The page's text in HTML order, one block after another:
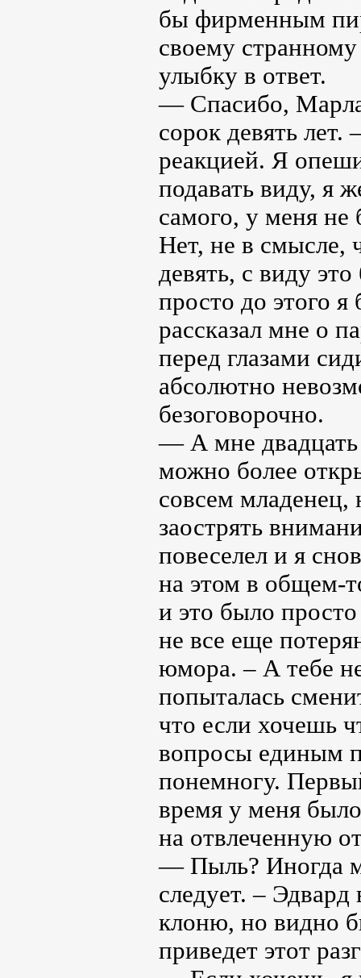
бы фирменным
своему
улыбку в ответ.
— Спасибо,
сорок девять лет.
реакцией. Я
подавать виду, я
самого, у меня не
Нет, не в смысле,
девять, с виду
просто до этого
рассказал мне о
перед глазами
абсолютно
безоговорочно.
— А мне двадцать
можно более
совсем
заострять
повеселел и я
на этом в общем-
и это было
не все еще
юмора. – А тебе
попыталась
что если хочешь
вопросы единым
понемногу.
время у меня
на отвлеченную
— Пыль? Иногда
следует. –
клоню, но видно
приведет этот